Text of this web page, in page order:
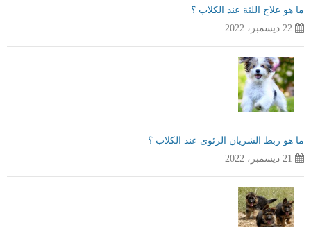
ما هو علاج اللثة عند الكلاب ؟
22 ديسمبر، 2022
ما هو ربط الشريان الرئوى عند الكلاب ؟
21 ديسمبر، 2022